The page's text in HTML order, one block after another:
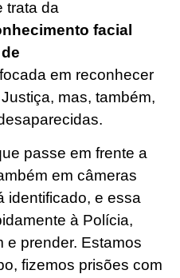
trata da
facial
em reconhecer
mas, também,
passe em frente a
em câmeras
identificado, e essa
à Polícia,
e prender. Estamos
fizemos prisões com